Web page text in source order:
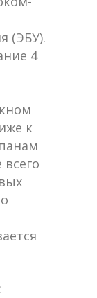
(ЭБУ).
4
к